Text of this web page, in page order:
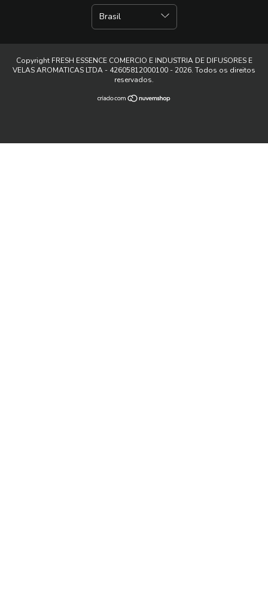
Copyright FRESH ESSENCE COMERCIO E INDUSTRIA DE DIFUSORES E
VELAS AROMATICAS LTDA - 42605812000100 - 2026. Todos os direitos
reservados.